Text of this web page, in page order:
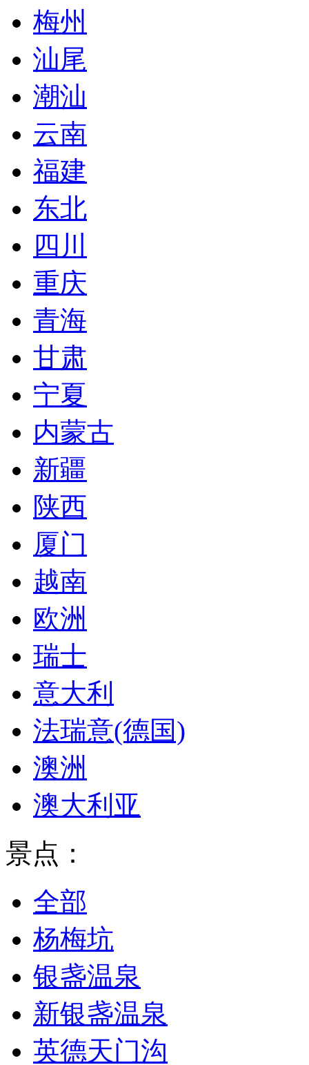
梅州
汕尾
潮汕
云南
福建
东北
四川
重庆
青海
甘肃
宁夏
内蒙古
新疆
陕西
厦门
越南
欧洲
瑞士
意大利
法瑞意(德国)
澳洲
澳大利亚
景点：
全部
杨梅坑
银盏温泉
新银盏温泉
英德天门沟